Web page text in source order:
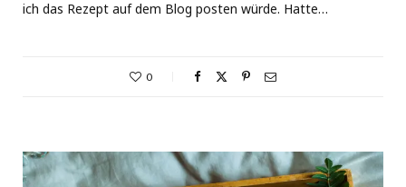
ich das Rezept auf dem Blog posten würde. Hatte…
0